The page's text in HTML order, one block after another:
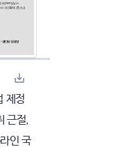
제정
근절,
인 국